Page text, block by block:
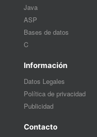
Java
ASP
Bases de datos
C
Información
Datos Legales
Política de privacidad
Publicidad
Contacto